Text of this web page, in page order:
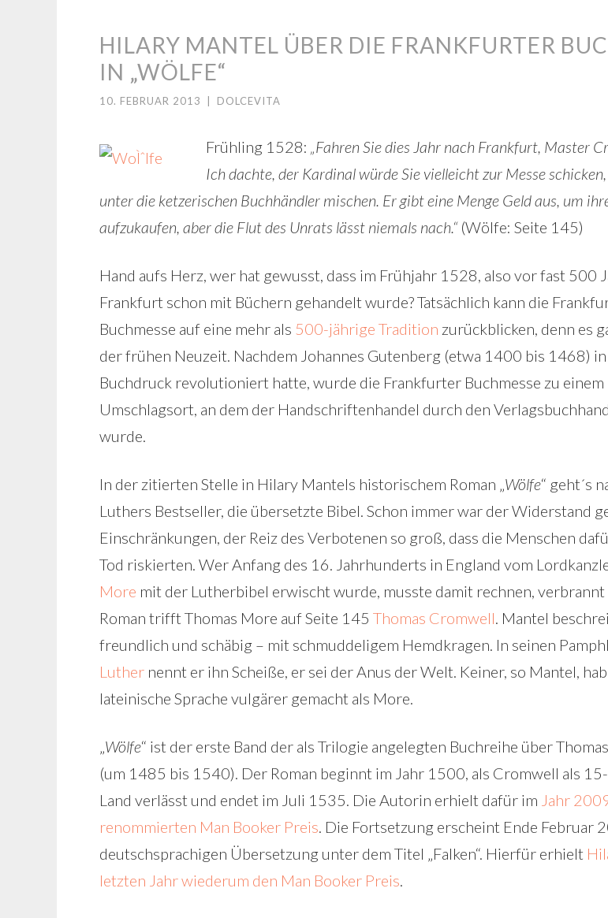
HILARY MANTEL ÜBER DIE FRANKFURTER
IN „WÖLFE“
10. FEBRUAR 2013 DOLCEVITA
Frühling 1528: „Fahren Sie dies Jahr nach Frankfurt, Master
Ich dachte, der Kardinal würde Sie vielleicht zur Messe
unter die ketzerischen Buchhändler mischen. Er gibt eine Menge Geld aus, um
aufzukaufen, aber die Flut des Unrats lässt niemals nach.“(Wölfe: Seite 145)
Hand aufs Herz, wer hat gewusst, dass im Frühjahr 1528, also vor fast 500
Frankfurt schon mit Büchern gehandelt wurde? Tatsächlich kann die
Buchmesse auf eine mehr als 500-jährige Tradition zurückblicken, denn es
der frühen Neuzeit. Nachdem Johannes Gutenberg (etwa 1400 bis 1468)
Buchdruck revolutioniert hatte, wurde die Frankfurter Buchmesse zu einem
Umschlagsort, an dem der Handschriftenhandel durch den
wurde.
In der zitierten Stelle in Hilary Mantels historischem Roman „Wölfe“ geht´s
Luthers Bestseller, die übersetzte Bibel. Schon immer war der Widerstand
Einschränkungen, der Reiz des Verbotenen so groß, dass die Menschen
Tod riskierten. Wer Anfang des 16. Jahrhunderts in England vom
More mit der Lutherbibel erwischt wurde, musste damit rechnen, verbrannt
Roman trifft Thomas More auf Seite 145 Thomas Cromwell. Mantel
freundlich und schäbig – mit schmuddeligem Hemdkragen. In seinen
Luther nennt er ihn Scheiße, er sei der Anus der Welt. Keiner, so Mantel,
lateinische Sprache vulgärer gemacht als More.
„Wölfe“ ist der erste Band der als Trilogie angelegten Buchreihe über
(um 1485 bis 1540). Der Roman beginnt im Jahr 1500, als Cromwell als
Land verlässt und endet im Juli 1535. Die Autorin erhielt dafür im Jahr
renommierten Man Booker Preis. Die Fortsetzung erscheint Ende Februar
deutschsprachigen Übersetzung unter dem Titel „Falken“. Hierfür erhielt
letzten Jahr wiederum den Man Booker Preis.